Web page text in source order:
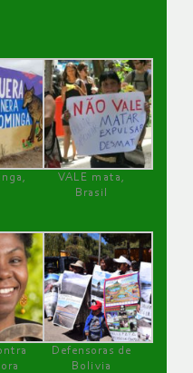
VALE mata,
Brasil
Defensoras de
Bolivia